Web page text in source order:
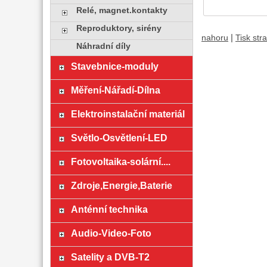
nahoru Tisk
Relé, magnet.kontakty
Reproduktory, sirény
Náhradní díly
Stavebnice-moduly
Měření-Nářadí-Dílna
Elektroinstalační materiál
Světlo-Osvětlení-LED
Fotovoltaika-solární....
Zdroje,Energie,Baterie
Anténní technika
Audio-Video-Foto
Satelity a DVB-T2